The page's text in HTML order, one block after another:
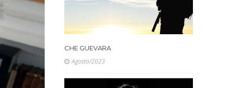
CHE GUEVARA
Agosto/2023